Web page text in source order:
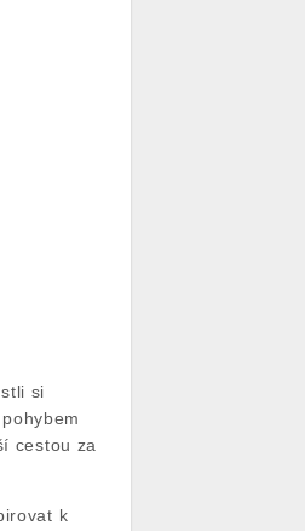
si
cestou za
k